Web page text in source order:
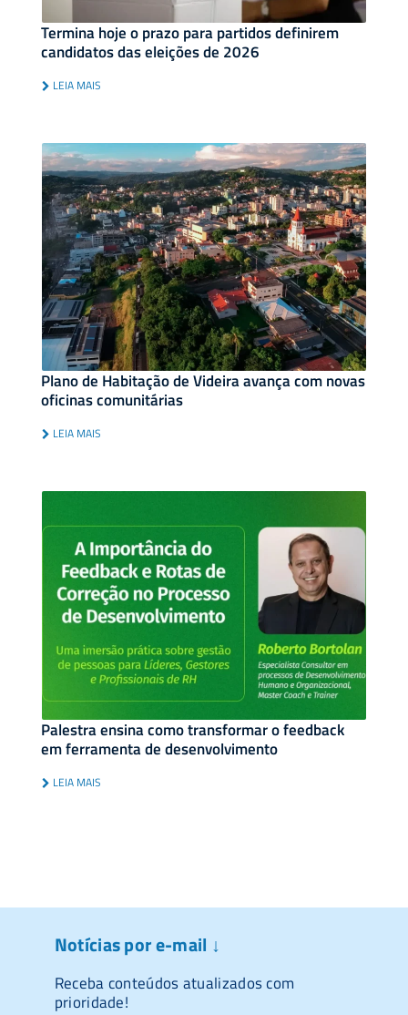
Termina hoje o prazo para partidos definirem
candidatos das eleições de 2026
LEIA MAIS
Plano de Habitação de Videira avança com novas
oficinas comunitárias
LEIA MAIS
Palestra ensina como transformar o feedback
em ferramenta de desenvolvimento
LEIA MAIS
Notícias por e-mail ↓
Receba conteúdos atualizados com
prioridade!